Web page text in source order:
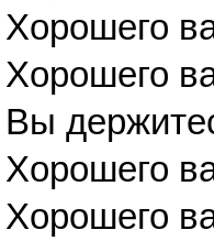
Хорошего
Хорошего
Вы
Хорошего
Хорошего